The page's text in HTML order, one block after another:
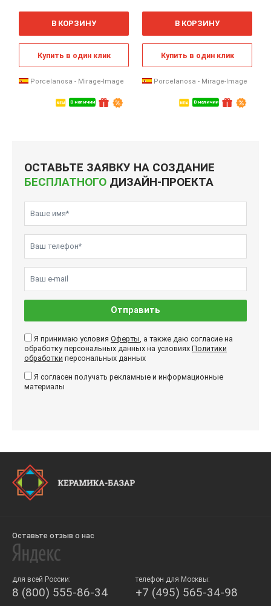
В наличии
м
В КОРЗИНУ
Купить в один клик
Porcelanosa - Mirage-Image
В наличии
м
В КОРЗИНУ
Купить в один клик
Porcelanosa - Mirage-Image
ОСТАВЬТЕ ЗАЯВКУ НА СОЗДАНИЕ
БЕСПЛАТНОГО ДИЗАЙН-ПРОЕКТА
Отправить
Я принимаю условия Оферты , а также даю согласие на
обработку персональных данных на условиях Политики
обработки персональных данных
Я согласен получать рекламные и информационные
материалы
Оставьте отзыв о нас
для всей России:
8 (800) 555-86-34
телефон для Москвы:
+7 (495) 565-34-98